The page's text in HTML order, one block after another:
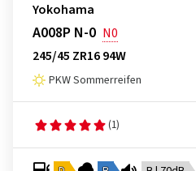
Yokohama
A008P N-0 N0
245/45 ZR16 94W
PKW Sommerreifen
(1)